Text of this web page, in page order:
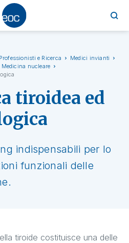
Professionisti e Ricerca
Medici invianti
Medicina nucleare
tiroidea ed
indispensabili per lo
funzionali delle
tiroide costituisce una delle